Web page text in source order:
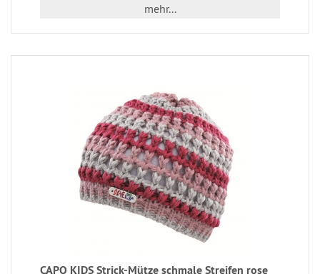
mehr...
CAPO KIDS Strick-Mütze schmale Streifen rose